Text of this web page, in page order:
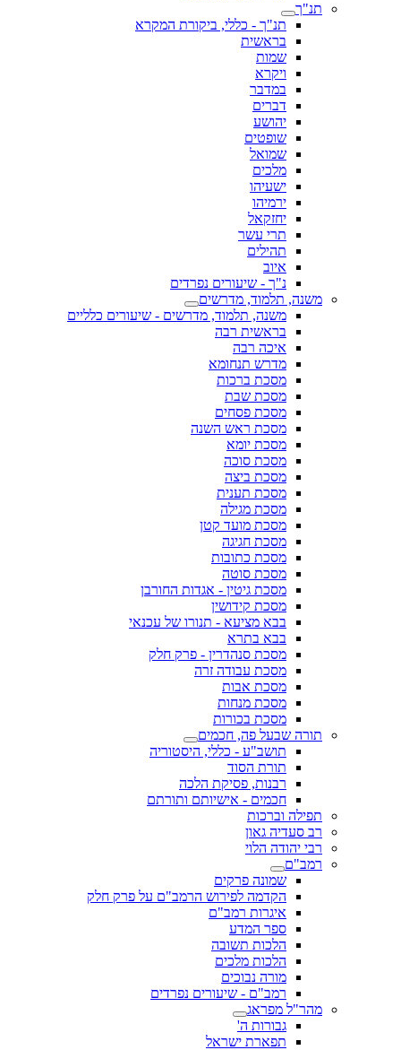
תנ"ך
תנ"ך - כללי, ביקורת המקרא
בראשית
שמות
ויקרא
במדבר
דברים
יהושע
שופטים
שמואל
מלכים
ישעיהו
ירמיהו
יחזקאל
תרי עשר
תהילים
איוב
נ"ך - שיעורים נפרדים
משנה, תלמוד, מדרשים
משנה, תלמוד, מדרשים - שיעורים כלליים
בראשית רבה
איכה רבה
מדרש תנחומא
מסכת ברכות
מסכת שבת
מסכת פסחים
מסכת ראש השנה
מסכת יומא
מסכת סוכה
מסכת ביצה
מסכת תענית
מסכת מגילה
מסכת מועד קטן
מסכת חגיגה
מסכת כתובות
מסכת סוטה
מסכת גיטין - אגדות החורבן
מסכת קידושין
בבא מציעא - תנורו של עכנאי
בבא בתרא
מסכת סנהדרין - פרק חלק
מסכת עבודה זרה
מסכת אבות
מסכת מנחות
מסכת בכורות
תורה שבעל פה, חכמים
תושב"ע - כללי, היסטוריה
תורת הסוד
רבנות, פסיקת הלכה
חכמים - אישיותם ותורתם
תפילה וברכות
רב סעדיה גאון
רבי יהודה הלוי
רמב"ם
שמונה פרקים
הקדמה לפירוש הרמב"ם על פרק חלק
איגרות רמב"ם
ספר המדע
הלכות תשובה
הלכות מלכים
מורה נבוכים
רמב"ם - שיעורים נפרדים
מהר"ל מפראג
גבורות ה'
תפארת ישראל